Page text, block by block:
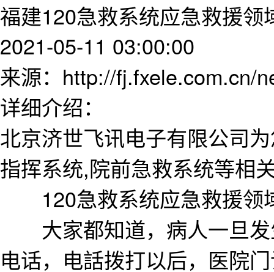
福建120急救系统应急救援领
2021-05-11 03:00:00
来源：http://fj.fxele.com.cn/
详细介绍：
北京济世飞讯电子有限公司
指挥系统,院前急救系统等相
120急救系统应急救援领
大家都知道，病人一旦发
电话，电話拨打以后，医院